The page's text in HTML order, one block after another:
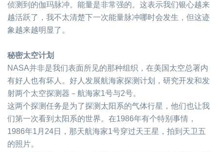
侦测到的伽玛脉冲。能量是非常强的。这表示我们银心越来
越活跃了，我不太清楚下一次能量脉冲哪时会发生，但这迹
象越来越明显了。
秘密太空计划
NASA并非是我们表面所见的那种组织，在美国太空总署内
有好人也有坏人。好人发展航海家探测计划，研究开发和发
射两个太空探测器－航海家1号与2号。
这两个探测任务是为了探测太阳系的气体行星，他们也让我
们第一次看到太阳系的世界。在1986年有个特别事情，
1986年1 月 24日，那天航海家1号穿过天王星，拍到天卫五
的照片。